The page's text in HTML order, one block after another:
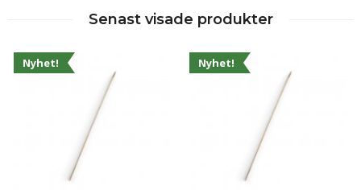
Senast visade produkter
Nyhet! Nyhet!